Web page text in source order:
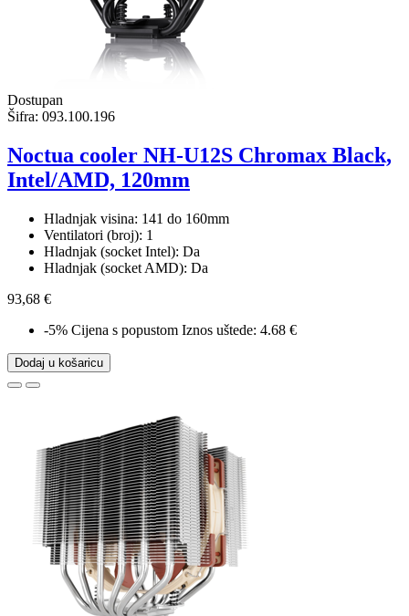
Dostupan
Šifra: 093.100.196
Noctua cooler NH-U12S Chromax Black,
Intel/AMD, 120mm
Hladnjak visina: 141 do 160mm
Ventilatori (broj): 1
Hladnjak (socket Intel): Da
Hladnjak (socket AMD): Da
93,68 €
-5% Cijena s popustom Iznos uštede: 4.68 €
Dodaj u košaricu